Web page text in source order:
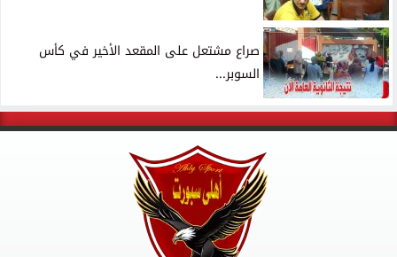
صراع مشتعل على المقعد الأخير في كأس
السوبر...